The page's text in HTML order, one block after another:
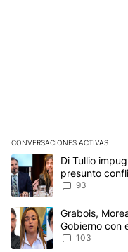
CONVERSACIONES ACTIVAS
Este listado muestra los
Un artículo de tendencia
Di Tullio
presunto
Ley de Tierras
93
Un artículo de tendencia
Grabois,
Gobierno con
103